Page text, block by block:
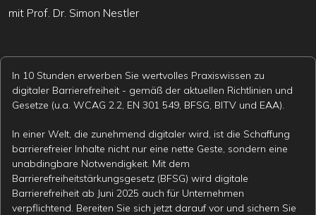
mit Prof. Dr. Simon Nestler
In 10 Stunden erwerben Sie wertvolles Praxiswissen zu
digitaler Barrierefreiheit - gemäß der aktuellen Richtlinien und
Gesetze (u.a. WCAG 2.2, EN 301 549, BFSG, BITV und EAA).
In einer Welt, die zunehmend digitaler wird, ist die Schaffung
barrierefreier Inhalte nicht nur eine nette Geste, sondern eine
unabdingbare Notwendigkeit. Mit dem
Barrierefreiheitstärkungsgesetz (BFSG) wird digitale
Barrierefreiheit ab Juni 2025 auch für Unternehmen
verpflichtend. Bereiten Sie sich jetzt darauf vor und sichern Sie